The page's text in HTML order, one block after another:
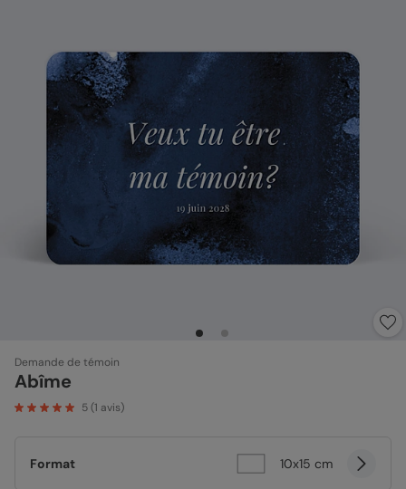
Demande de témoin
Abîme
5(1 avis)
Format 10x15 cm